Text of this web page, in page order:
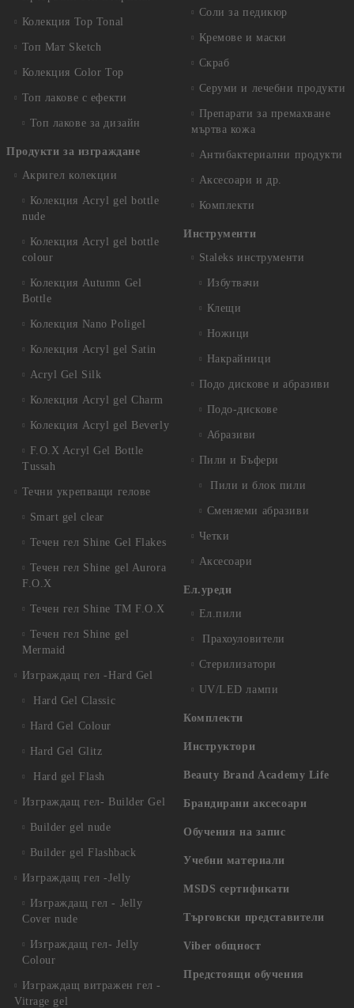
Колекция Top Tonal
Топ Мат Sketch
Колекция Color Top
Топ лакове с ефекти
Топ лакове за дизайн
Продукти за изграждане
Акригел колекции
Колекция Acryl gel bottle
nude
Колекция Acryl gel bottle
colour
Колекция Autumn Gel
Bottle
Колекция Nano Poligel
Колекция Acryl gel Satin
Acryl Gel Silk
Колекция Acryl gel Charm
Колекция Acryl gel Beverly
F.O.X Acryl Gel Bottle
Tussah
Течни укрепващи гелове
Smart gel clear
Течен гел Shine Gel Flakes
Течен гел Shine gel Aurora
F.O.X
Течен гел Shine TM F.O.X
Течен гел Shine gel
Mermaid
Изграждащ гел -Hard Gel
Hard Gel Classic
Hard Gel Colour
Hard Gel Glitz
Hard gel Flash
Изграждащ гел- Builder Gel
Builder gel nude
Builder gel Flashback
Изграждащ гел -Jelly
Изграждащ гел - Jelly
Cover nude
Изграждащ гел- Jelly
Colour
Изграждащ витражен гел -
Vitrage gel
Соли за педикюр
Кремове и маски
Скраб
Серуми и лечебни продукти
Препарати за премахване
мъртва кожа
Антибактериални продукти
Аксесоари и др.
Комплекти
Инструменти
Staleks инструменти
Избутвачи
Клещи
Ножици
Накрайници
Подо дискове и абразиви
Подо-дискове
Абразиви
Пили и Бъфери
Пили и блок пили
Сменяеми абразиви
Четки
Аксесоари
Ел.уреди
Ел.пили
Прахоуловители
Стерилизатори
UV/LED лампи
Комплекти
Инструктори
Beauty Brand Academy Life
Брандирани аксесоари
Обучения на запис
Учебни материали
MSDS сертификати
Търговски представители
Viber общност
Предстоящи обучения